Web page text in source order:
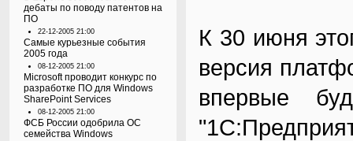
дебаты по поводу патентов на
ПО
22-12-2005 21:00
Самые курьезные события
2005 года
08-12-2005 21:00
Microsoft проводит конкурс по
разработке ПО для Windows
SharePoint Services
08-12-2005 21:00
ФСБ России одобрила ОС
семейства Windows
К 30 июня
версия
впервые